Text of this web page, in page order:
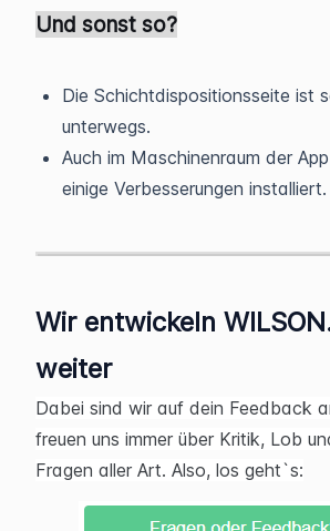
Und sonst so?
Die Schichtdispositionsseite ist
unterwegs.
Auch im Maschinenraum der
einige Verbesserungen installiert.
Wir entwickeln
weiter
Dabei sind wir auf dein Feedback
freuen uns immer über Kritik, Lob
Fragen aller Art. Also, los geht`s: